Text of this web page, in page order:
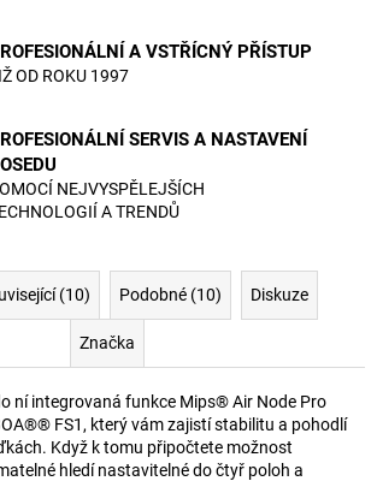
A VSTŘÍCNÝ PŘÍSTUP
OD ROKU 1997
SERVIS A NASTAVENÍ
NEJVYSPĚLEJŠÍCH
A TRENDŮ
(10) Podobné (10) Diskuze
Značka
ní integrovaná funkce Mips® Air Node Pro
FS1, který vám zajistí stabilitu a pohodlí
Když k tomu připočtete možnost
hledí nastavitelné do čtyř poloh a